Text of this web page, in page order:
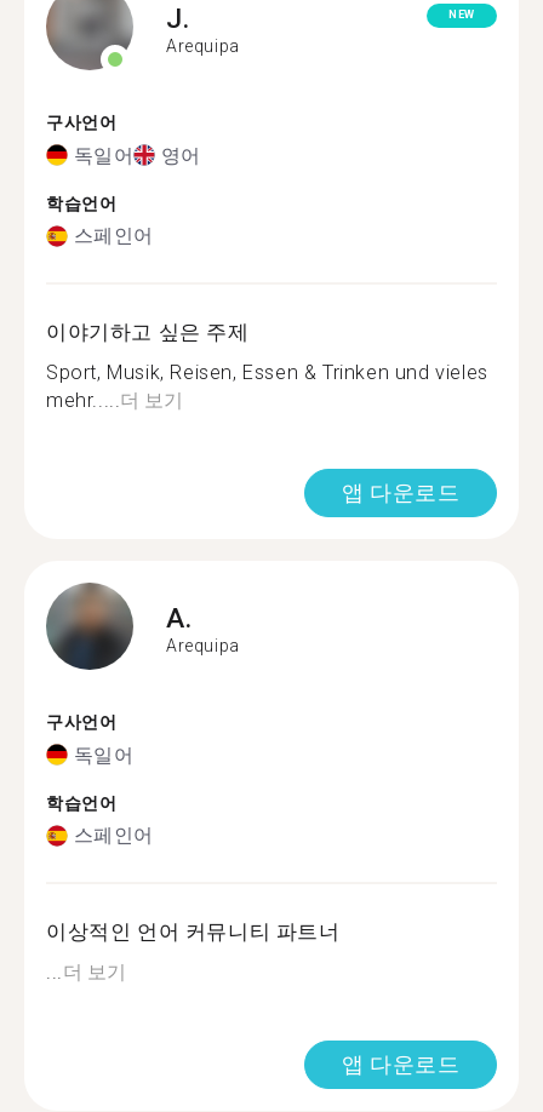
J.
Arequipa
NEW
구사언어
독일어 영어
학습언어
스페인어
이야기하고 싶은 주제
Sport, Musik, Reisen, Essen & Trinken und vieles
mehr.....더 보기
앱 다운로드
A.
Arequipa
구사언어
독일어
학습언어
스페인어
이상적인 언어 커뮤니티 파트너
...더 보기
앱 다운로드